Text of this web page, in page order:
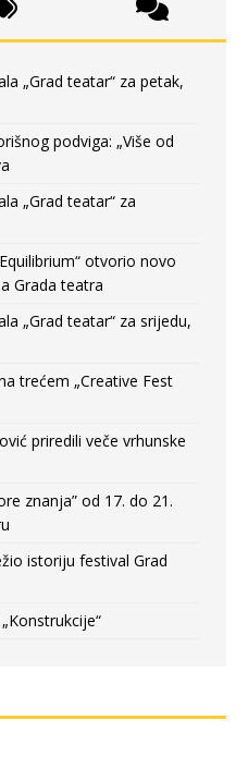
„Grad teatar“ za petak,
podviga: „Više od
„Grad teatar“ za
otvorio novo
Grada teatra
„Grad teatar“ za srijedu,
trećem „Creative Fest
priredili veče vrhunske
znanja” od 17. do 21.
istoriju festival Grad